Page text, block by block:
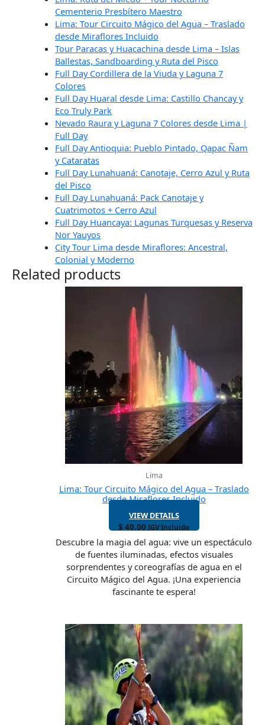
Cementerio Presbítero Maestro
Lima: Tour Circuito Mágico del Agua – Traslado
desde Miraflores Incluido
Tour Paracas y Huacachina desde Lima – Islas
Ballestas, Sandboarding y Ruta del Pisco
Full Day Cordillera de la Viuda y Laguna 7
Colores
Full Day Huaral desde Lima: Castillo Chancay y
Eco Truly Park
Nevado Raura y Laguna 7 Colores desde Lima |
Full Day
Full Day Antioquia: Pueblo Pintado, Qapac Ñam
y Cataratas
Full Day Lunahuaná: Canotaje, Cerro Azul y Ruta
del Pisco
Full Day Lunahuaná: Pack Canotaje y
Cuatrimotos + Cerro Azul
Full Day Huancaya: Lagunas Turquesas y Reserva
Nor Yauyos
City Tour Lima desde Miraflores: Ancestral,
Colonial y Moderno
Related products
Lima
Lima: Tour Circuito Mágico del Agua – Traslado
desde Miraflores Incluido
VIEW DETAILS
$ 40.00 IGV Incluido
Descubre la magia del agua: vive un espectáculo
de fuentes iluminadas, efectos visuales
sorprendentes y coreografías de agua en el
Circuito Mágico del Agua. ¡Una experiencia
fascinante te espera!